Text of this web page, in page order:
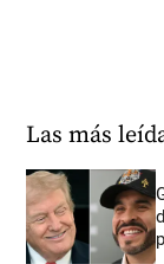
Las más